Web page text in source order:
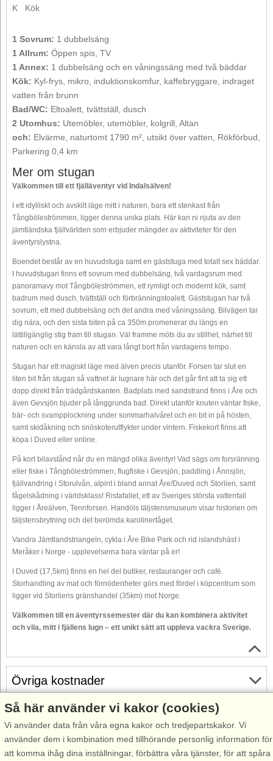
K
Kök
1 Sovrum: 1 dubbelsäng
1 Allrum: Öppen spis, TV
1 Annex: 1 dubbelsäng och en våningssäng med två bäddar
Kök: Kyl-frys, mikro, induktionskomfur, kaffebryggare, indraget
vatten från brunn
Bad/WC: Eltoalett, tvättställ, dusch
2 Utomhus: Utemöbler, utemöbler, kolgrill, Altan
och: Elvärme, naturtomt 1790 m², utsikt över vatten, Rökförbud,
Parkering 0,4 km
Mer om stugan
Välkommen till ett fjälläventyr vid Indalsälven!
I ett idylliskt och avskilt läge mitt i naturen, bara ett stenkast från
Tångböleströmmen, ligger denna unika plats. Här kan ni njuta av den
jämtländska fjällvärlden som erbjuder mängder av aktiviteter för den
äventyrslystna.
Boendet består av en huvudstuga samt en gäststuga med totalt sex bäddar.
I huvudstugan finns ett sovrum med dubbelsäng, två vardagsrum med
panoramavy mot Tångböleströmmen, ett rymligt och modernt kök, samt
badrum med dusch, tvättställ och förbränningstoalett. Gäststugan har två
sovrum, ett med dubbelsäng och det andra med våningssäng. Bilvägen tar
dig nära, och den sista biten på ca 350m promenerar du längs en
lättillgänglig stig fram till stugan. Väl framme möts du av stillhet, närhet till
naturen och en känsla av att vara långt bort från vardagens tempo.
Stugan har ett magiskt läge med älven precis utanför. Forsen tar slut en
liten bit från stugan så vattnet är lugnare här och det går fint att ta sig ett
dopp direkt från trädgårdskanten. Badplats med sandstrand finns i Åre och
även Gevsjön bjuder på långgrunda bad. Direkt utanför knuten väntar fiske,
bär- och svampplockning under sommarhalvåret och en bit in på hösten,
samt skidåkning och snöskoterutflykter under vintern. Fiskekort finns att
köpa i Duved eller online.
På kort bilavstånd når du en mängd olika äventyr! Vad sägs om forsränning
eller fiske i Tångböleströmmen, flugfiske i Gevsjön, paddling i Ånnsjön,
fjällvandring i Storulvån, alpint i bland annat Åre/Duved och Storlien, samt
fågelskådning i världsklass! Ristafallet, ett av Sveriges största vattenfall
ligger i Åreälven, Tennforsen. Handöls täljstensmuseum visar historien om
täljstensbrytning och det berömda karolinertåget.
Vandra Jämtlandstriangeln, cykla i Åre Bike Park och rid islandshäst i
Meråker i Norge - upplevelserna bara väntar på er!
I Duved (17,5km) finns en hel del butiker, restauranger och café.
Storhandling av mat och förnödenheter görs med fördel i köpcentrum som
ligger vid Storliens gränshandel (35km) mot Norge.
Välkommen till en äventyrssemester där du kan kombinera aktivitet
och vila, mitt i fjällens lugn – ett unikt sätt att uppleva vackra Sverige.
Övriga kostnader
Gratis avbokning
Gratis avbokning fram till 35 dagar före ankomst. Gäller för
ankomster under perioden 25/7-2026 till 31/12-2027
Se villkor här
Så här använder vi kakor (cookies)
Vi använder data från våra egna kakor och tredjepartskakor. Vi
använder dem i kombination med tillhörande personlig information för
att komma ihåg dina inställningar, förbättra våra tjänster, för att spåra